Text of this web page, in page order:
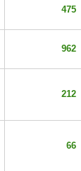
475
962
212
66